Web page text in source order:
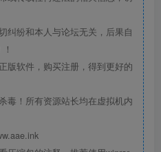
纠纷和本人与论坛无关，后果自
版软件，购买注册，得到更好的
毒！所有资源站长均在虚拟机内